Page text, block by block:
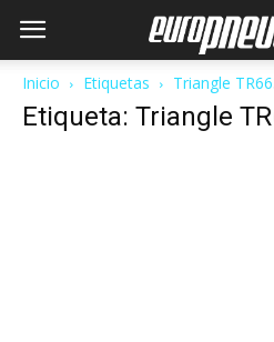
Inicio Etiquetas Triangle
Etiqueta: Triangle